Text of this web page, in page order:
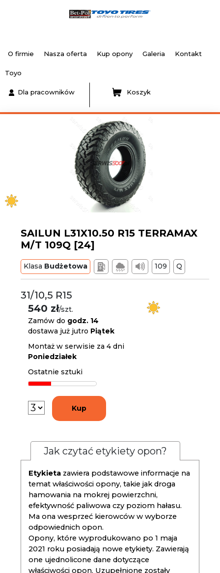
O firmie Nasza oferta Kup opony Galeria Kontakt
Toyo
Dla pracowników Koszyk
SAILUN L31X10.50 R15 TERRAMAX
M/T 109Q [24]
Klasa Budżetowa 109 Q
31/10,5 R15
540 zł/szt.
Zamów do godz. 14
dostawa już jutro Piątek
Montaż w serwisie za 4 dni
Poniedziałek
Ostatnie sztuki
Kup
Jak czytać etykiety opon?
Etykieta zawiera podstawowe informacje na
temat właściwości opony, takie jak droga
hamowania na mokrej powierzchni,
efektywność paliwowa czy poziom hałasu.
Ma ona wesprzeć kierowców w wyborze
odpowiednich opon.
Opony, które wyprodukowano po 1 maja
2021 roku posiadają nowe etykiety. Zawierają
one ujednolicone dane dotyczące
właściwości opon. Uzupełnione zostały